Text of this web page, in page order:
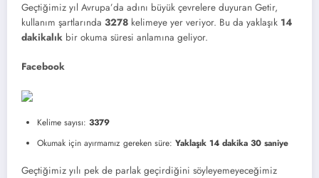
Geçtiğimiz yıl Avrupa’da adını büyük çevrelere duyuran Getir,
kullanım şartlarında 3278 kelimeye yer veriyor. Bu da yaklaşık 14
dakikalık bir okuma süresi anlamına geliyor.
Facebook
Kelime sayısı: 3379
Okumak için ayırmamız gereken süre: Yaklaşık 14 dakika 30 saniye
Geçtiğimiz yılı pek de parlak geçirdiğini söyleyemeyeceğimiz